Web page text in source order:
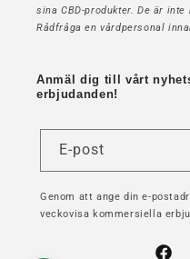
sina CBD-produkter. De är
Rådfråga en vårdpersonal
Anmäl dig till vårt
erbjudanden!
E-post
Genom att ange din e-
veckovisa kommersiella